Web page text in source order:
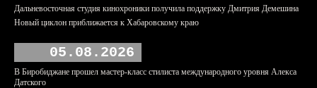
Дальневосточная студия кинохроники получила поддержку Дмитрия Демешина
Новый циклон приближается к Хабаровскому краю
05.08.2026
В Биробиджане прошел мастер-класс стилиста международного уровня Алекса
Датского